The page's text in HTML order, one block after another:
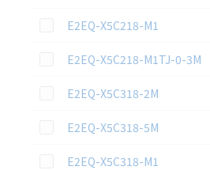
この資料を選択
E2EQ-X5C218-M1
この資料を選択
E2EQ-X5C218-M1TJ-0-3M
この資料を選択
E2EQ-X5C318-2M
この資料を選択
E2EQ-X5C318-5M
この資料を選択
E2EQ-X5C318-M1